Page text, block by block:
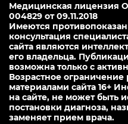
Медицинская лицензия
004829 от 09.11.2018
Имеются
консультация
сайта являются
его владельца.
возможна только с
Возрастное
материалами сайта 16+
на сайте, не может быть
постановки диагноза,
заменяет прием врача.